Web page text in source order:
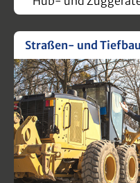
Straßen- und Tiefbau